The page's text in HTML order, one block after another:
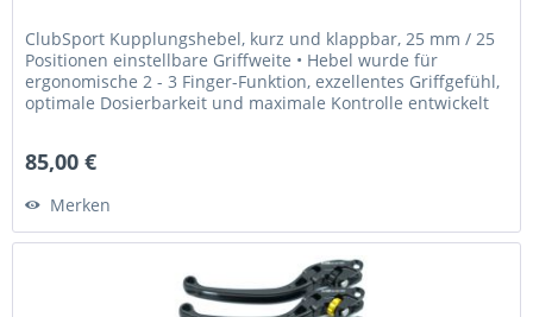
ClubSport Kupplungshebel, kurz und klappbar, 25 mm / 25
Positionen einstellbare Griffweite • Hebel wurde für
ergonomische 2 - 3 Finger-Funktion, exzellentes Griffgefühl,
optimale Dosierbarkeit und maximale Kontrolle entwickelt
85,00 €
Merken